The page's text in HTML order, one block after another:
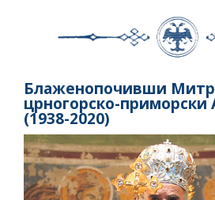
Блаженопочивши
црногорско-приморски
(1938-2020)